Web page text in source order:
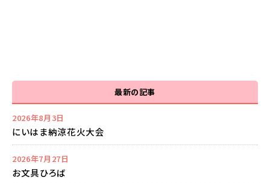
最新の記事
2026年8月3日
にいはま納涼花火大会
2026年7月27日
お文具ひろば